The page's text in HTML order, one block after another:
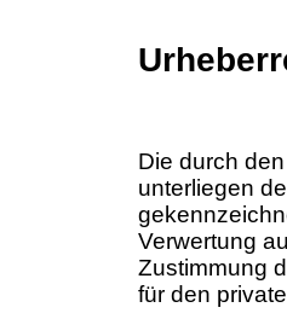
Die durch
unterliegen
Verwertung
Zustimmung
für den